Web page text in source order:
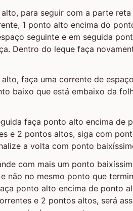
para seguir com a parte
1 ponto alto encima do
seguinte e em seguida
Dentro do leque faça
faça uma corrente de
baixo que está embaixo da
faça ponto alto encima de
e 2 pontos altos, siga com
a volta com ponto
com mais um ponto
não no mesmo ponto que
ponto alto encima de ponto
e 2 pontos altos, será